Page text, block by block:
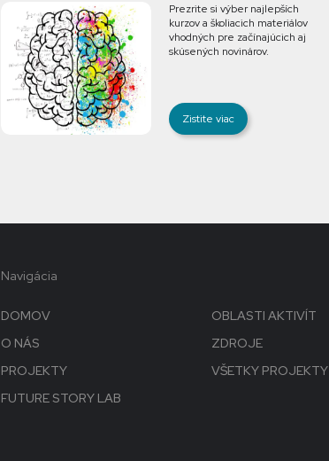
Prezrite si výber najlepších
kurzov a školiacich materiálov
vhodných pre začínajúcich aj
skúsených novinárov.
Zistite viac
Navigácia
DOMOV
OBLASTI AKTIVÍT
O NÁS
ZDROJE
PROJEKTY
VŠETKY PROJEKTY
FUTURE STORY LAB